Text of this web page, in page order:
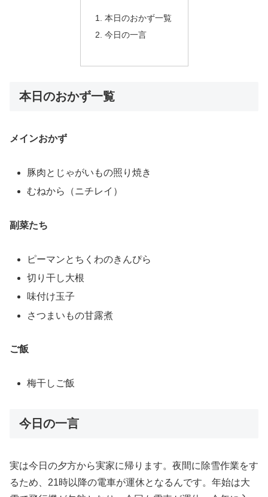
本日のおかず一覧
今日の一言
本日のおかず一覧
メインおかず
豚肉とじゃがいもの照り焼き
むねから（ニチレイ）
副菜たち
ピーマンとちくわのきんぴら
切り干し大根
味付け玉子
さつまいもの甘露煮
ご飯
梅干しご飯
今日の一言
実は今日の夕方から実家に帰ります。夜間に除雪作業をす
るため、21時以降の電車が運休となるんです。年始は大